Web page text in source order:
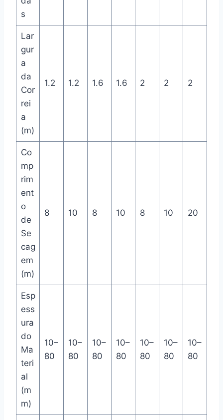
s
Lar
gur
a
da
Cor
rei
a
(m)
1.2 1.2 1.6 1.6 2 2 2
Co
mp
rim
ent
o
de
Se
cag
em
(m)
8 10 8 10 8 10 20
Esp
ess
ura
do
Ma
teri
al
(m
m)
10–
80
10–
80
10–
80
10–
80
10–
80
10–
80
10–
80